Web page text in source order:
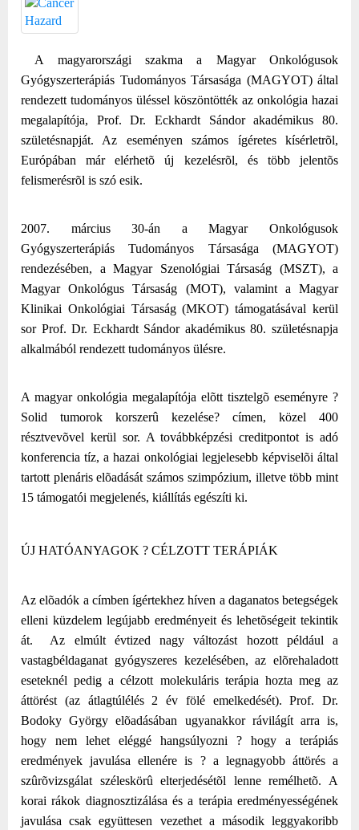
A magyarországi szakma a Magyar Onkológusok
Gyógyszerterápiás Tudományos Társasága (MAGYOT) által
rendezett tudományos üléssel köszöntötték az onkológia hazai
megalapítója, Prof. Dr. Eckhardt Sándor akadémikus 80.
születésnapját. Az eseményen számos ígéretes kísérletrõl,
Európában már elérhetõ új kezelésrõl, és több jelentõs
felismerésrõl is szó esik.
2007. március 30-án a Magyar Onkológusok
Gyógyszerterápiás Tudományos Társasága (MAGYOT)
rendezésében, a Magyar Szenológiai Társaság (MSZT), a
Magyar Onkológus Társaság (MOT), valamint a Magyar
Klinikai Onkológiai Társaság (MKOT) támogatásával kerül
sor Prof. Dr. Eckhardt Sándor akadémikus 80. születésnapja
alkalmából rendezett tudományos ülésre.
A magyar onkológia megalapítója elõtt tisztelgõ eseményre ?
Solid tumorok korszerû kezelése? címen, közel 400
résztvevõvel kerül sor. A továbbképzési creditpontot is adó
konferencia tíz, a hazai onkológiai legjelesebb képviselõi által
tartott plenáris elõadását számos szimpózium, illetve több mint
15 támogatói megjelenés, kiállítás egészíti ki.
ÚJ HATÓANYAGOK ? CÉLZOTT TERÁPIÁK
Az elõadók a címben ígértekhez híven a daganatos betegségek
elleni küzdelem legújabb eredményeit és lehetõségeit tekintik
át.
Az elmúlt évtized nagy változást hozott például a
vastagbéldaganat gyógyszeres kezelésében, az elõrehaladott
eseteknél pedig a célzott molekuláris terápia hozta meg az
áttörést (az átlagtúlélés 2 év fölé emelkedését). Prof. Dr.
Bodoky György elõadásában ugyanakkor rávilágít arra is,
hogy nem lehet eléggé hangsúlyozni ? hogy a terápiás
eredmények javulása ellenére is ? a legnagyobb áttörés a
szûrõvizsgálat széleskörû elterjedésétõl lenne remélhetõ. A
korai rákok diagnosztizálása és a terápia eredményességének
javulása csak együttesen vezethet a második leggyakoribb